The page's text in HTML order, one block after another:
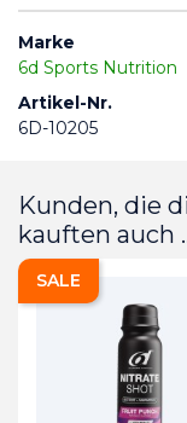
Marke
6d Sports Nutrition
Artikel-Nr.
6D-10205
Kunden, die
kauften auch
SALE